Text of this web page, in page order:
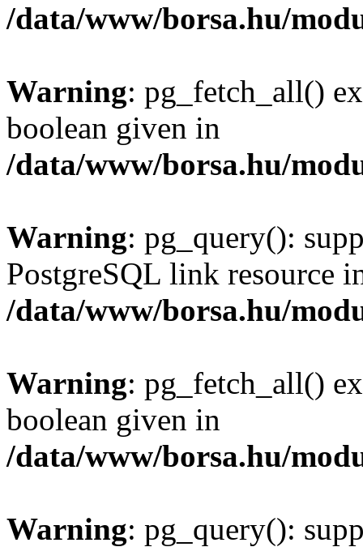
/data/www/borsa.hu/
Warning: pg_fetch_all()
boolean given in
/data/www/borsa.hu/
Warning: pg_query():
PostgreSQL link resource
/data/www/borsa.hu/
Warning: pg_fetch_all()
boolean given in
/data/www/borsa.hu/
Warning: pg_query():